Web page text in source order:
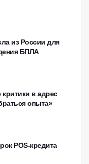
из России для
БПЛА
в адрес
опыта»
POS-кредита